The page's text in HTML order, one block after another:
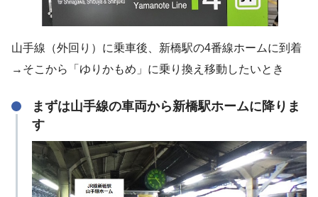
山手線（外回り）に乗車後、新橋駅の4番線ホームに到着
→そこから「ゆりかもめ」に乗り換え移動したいとき
まずは山手線の車両から新橋駅ホームに降りま
す